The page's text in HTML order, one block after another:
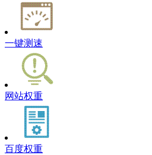
一键测速
网站权重
百度权重